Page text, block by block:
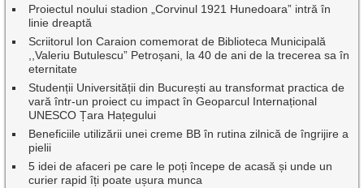
Proiectul noului stadion „Corvinul 1921 Hunedoara” intră în
linie dreaptă
Scriitorul Ion Caraion comemorat de Biblioteca Municipală
,,Valeriu Butulescu” Petroșani, la 40 de ani de la trecerea sa în
eternitate
Studenții Universității din București au transformat practica de
vară într-un proiect cu impact în Geoparcul Internațional
UNESCO Țara Hațegului
Beneficiile utilizării unei creme BB în rutina zilnică de îngrijire a
pielii
5 idei de afaceri pe care le poți începe de acasă și unde un
curier rapid îți poate ușura munca